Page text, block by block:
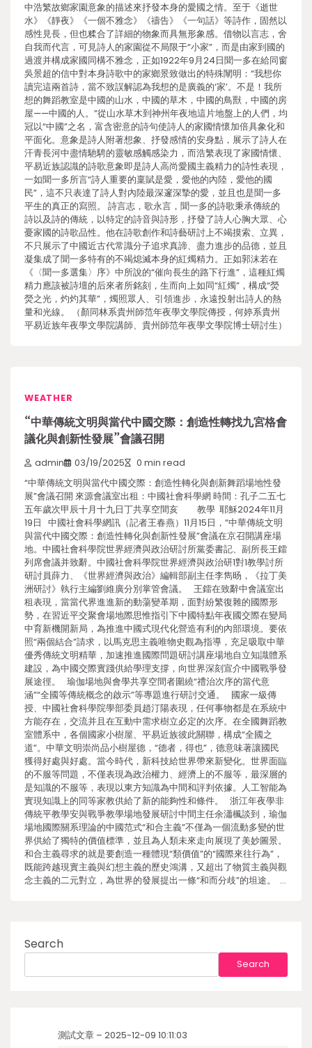
中浩繁故鄉家園意象的描述來抒發本身的愛國之情。至于《逝世
水》《靜夜》《一個不雅念》《禱告》《一句話》等詩作，固然以
感性見長，但也糅合了詳細的物象而具無形象感。借物以言志，舍
自我而代言，可見詩人的家園從不局限于“小家”，而是由家到國的
過渡并構成家國同構不雅念，正如1922年9月24日聞一多在給同窗
吳景超的信中對本身詩歌中的家鄉景致做出的特殊闡明：“我想你
讀完這兩首詩，當不致誤解認為我想的是廣義的‘家’。不是！我所
想的舞蹈教室是中國的山水，中國的草木，中國的鳥獸，中國的房
屋——中國的人。”從山水草木到神州年夜地這片地盤上的人們，均
冠以“中國”之名，富含密意的詩句使詩人的家國情懷加倍具象化和
平面化。意象是詩人附著想象、抒發感情的安身點，展示了詩人在
汗青長河中盡情馳騁的靈敏感觸感染力，而浩繁表現了家國情懷、
平易近族認識的詩歌意象即是詩人高尚愛國主義精力的詩性表現，
一如聞一多所言“詩人重要的稟賦是愛，愛他的內陸，愛他的國
民”，這不只表達了詩人對內陸最深邃深摯的愛，並且也是聞一多
平生的真正的寫照。 詩言志，歌永言，聞一多的詩歌秉承傳統的
詩以及詩的傳統，以特定的詩音與詩形，抒發了詩人心胸大眾、心
憂家國的詩歌品性。他在詩歌創作和詩藝研討上不竭摸索、立異，
不只展示了中國近古代常識分子追求真諦、盡力進步的品德，並且
凝集成了聞一多特有的不竭熄滅本身的紅燭精力。正如郭沫若在
《〈聞一多選集〉序》中所說的“催向長生的路下行進”，這種紅燭
精力應該被詩壇的后來者所銘刻，生而向上如同“紅燭”，構成“熒
熒之光，灼灼其華”，燭照眾人、引領進步，永遠投射出詩人的熱
量和光線。 （顏同林系貴州師范年夜學文學院傳授，何婷系貴州
平易近族年夜學文學院講師、貴州師范年夜學文學院博士研討生）
WEATHER
“中華傳統文明與當代中國交際：創造性轉找九宮格會
議化與創新性發展”會議召開
admin 03/19/2025 0 min read
“中華傳統文明與當代中國交際：創造性轉化與創新舞蹈場地性發
展”會議召開 來源會議室出租：中國社會科學網 時間：孔子二五七
五年歲次甲辰十月十九日丁共享空間亥 教學 耶穌2024年11月
19日 中國社會科學網訊（記者王春燕）11月15日，“中華傳統文明
與當代中國交際：創造性轉化與創新性發展”會議在京召開講座場
地。中國社會科學院世界經濟與政治研討所黨委書記、副所長王鐳
列席會議并致辭。中國社會科學院世界經濟與政治研1對1教學討所
研討員薛力、《世界經濟與政治》編輯部副主任李雋旸，《拉丁美
洲研討》執行主編劉維廣分別掌管會議。 王鐳在致辭中會議室出
租表現，當當代界進進新的動蕩變革期，面對紛繁復雜的國際形
勢，在習近平交聚會場地際思惟指引下中國特點年夜國交際在變局
中育新機開新局，為推進中國式現代化營造有利的內部環境。要依
照“兩個結合”請求，以馬克思主義唯物史觀為指導，充足吸取中華
優秀傳統文明精華，加速推進國際問題研討講座場地自立知識體系
建設，為中國交際實踐供給學理支撐，向世界深刻宣介中國戰爭發
展途徑。 瑜伽場地與會學共享空間者圍繞“禮治次序的當代意
涵”“全國等傳統概念的啟示”等專題進行研討交通。 國家一級傳
授、中國社會科學院學部委員趙汀陽表現，任何事物都是在系統中
方能存在，交流并且在互動中需求樹立必定的次序。在全國舞蹈教
室體系中，各個國家小樹屋、平易近族彼此關聯，構成“全國之
道”。中華文明崇尚品小樹屋德，“德者，得也”，德意味著讓國民
獲得好處與好處。當今時代，新科技給世界帶來新變化。世界面臨
的不服等問題，不僅表現為政治權力、經濟上的不服等，最深層的
是知識的不服等，表現以東方知識為中間和評判依據。人工智能為
實現知識上的同等家教供給了新的能夠性和條件。 浙江年夜學非
傳統平教學安與戰爭教學場地發展研討中間主任余瀟楓談到，瑜伽
場地國際關系理論的中國范式“和合主義”不僅為一個流動多變的世
界供給了獨特的價值標準，並且為人類未來走向展現了美妙圖景。
和合主義尋求的就是要創造一種體現“類價值”的“國際來往行為”，
既能跨越現實主義與幻想主義的歷史鴻溝，又超出了物質主義與觀
念主義的二元對立，為世界的發展提出一條“和而分歧”的坦途。 …
Search
Search
測試文章 – 2025-12-09 10:11:03